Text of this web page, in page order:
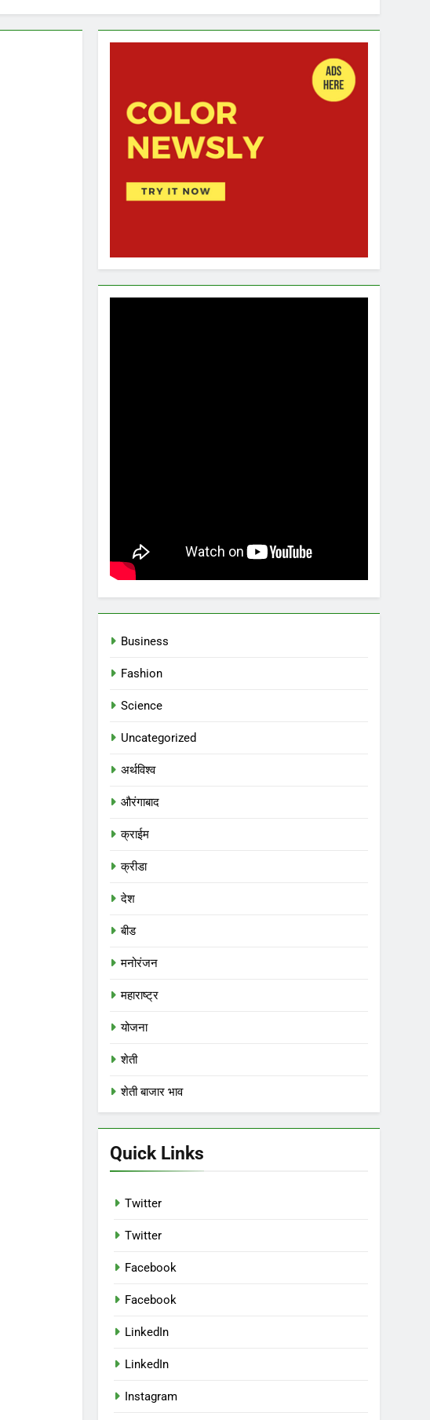
Business
Fashion
Science
Uncategorized
अर्थविश्व
औरंगाबाद
क्राईम
क्रीडा
देश
बीड
मनोरंजन
महाराष्ट्र
योजना
शेती
शेती बाजार भाव
Quick Links
Twitter
Twitter
Facebook
Facebook
LinkedIn
LinkedIn
Instagram